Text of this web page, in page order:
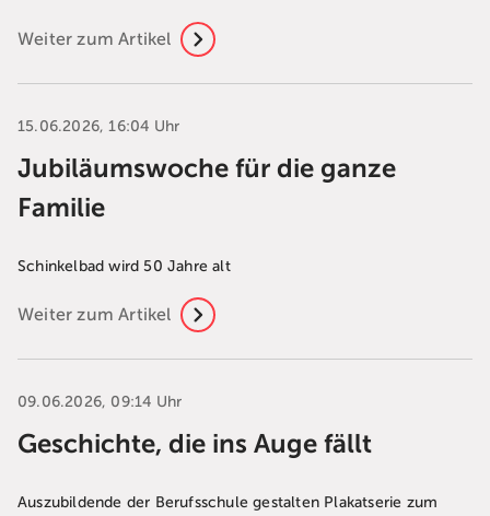
Weiter zum Artikel
15.06.2026, 16:04 Uhr
Jubiläumswoche für die ganze
Familie
Schinkelbad wird 50 Jahre alt
Weiter zum Artikel
09.06.2026, 09:14 Uhr
Geschichte, die ins Auge fällt
Auszubildende der Berufsschule gestalten Plakatserie zum